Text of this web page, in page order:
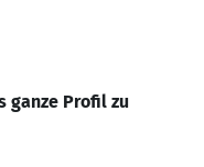
ganze Profil zu